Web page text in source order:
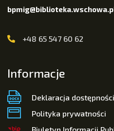
+48 65 547 60 62
Informacje
Deklaracja dostępności
Polityka prywatności